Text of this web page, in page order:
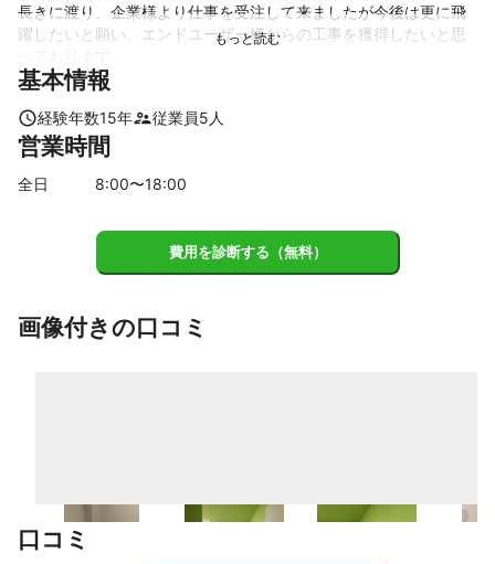
長きに渡り、企業様より仕事を受注して来ましたが今後は更に飛
躍したいと願い、エンドユーザー様からの工事を獲得したいと思
仕事の質は大手企業様と変わりなく仕上げ、金額は直接施工でお
職人は明るくフレンドリーな人達ばかりです。施工後もご満足し
て頂けるように尽力させて頂きます。
これまでの実績
アピールポイント
事・キッチン工事
基本情報
経験年数15年 従業員5 人
営業時間
全日 8:00〜18:00
費用を診断する（無料）
画像付きの口コミ
口コミ